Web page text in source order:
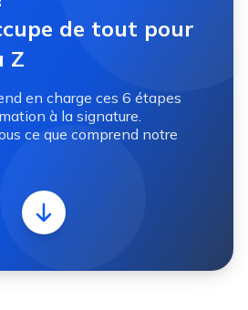
de tout pour
Z
en charge ces 6 étapes
à la signature.
ce que comprend notre